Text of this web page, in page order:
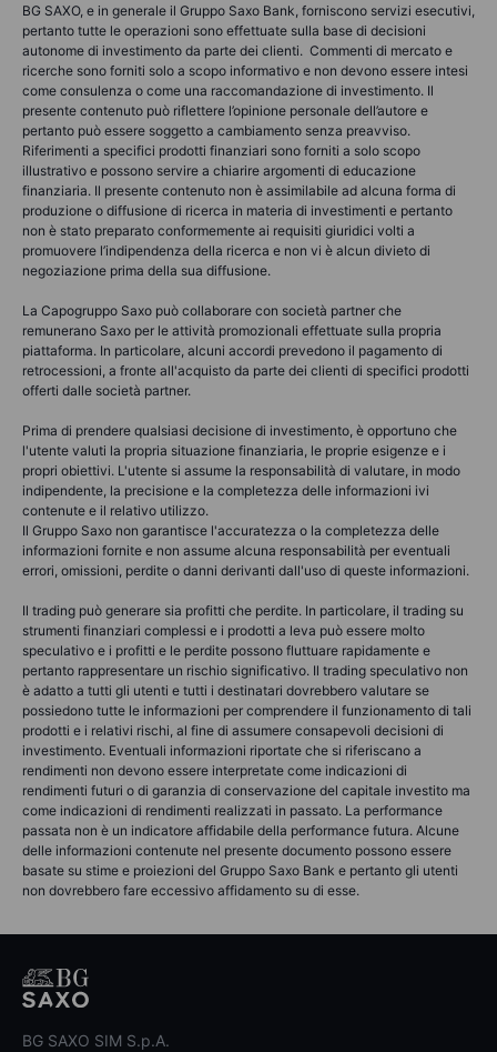
BG SAXO, e in generale il Gruppo Saxo Bank, forniscono servizi esecutivi,
pertanto tutte le operazioni sono effettuate sulla base di decisioni
autonome di investimento da parte dei clienti. Commenti di mercato e
ricerche sono forniti solo a scopo informativo e non devono essere intesi
come consulenza o come una raccomandazione di investimento. Il
presente contenuto può riflettere l’opinione personale dell’autore e
pertanto può essere soggetto a cambiamento senza preavviso.
Riferimenti a specifici prodotti finanziari sono forniti a solo scopo
illustrativo e possono servire a chiarire argomenti di educazione
finanziaria. Il presente contenuto non è assimilabile ad alcuna forma di
produzione o diffusione di ricerca in materia di investimenti e pertanto
non è stato preparato conformemente ai requisiti giuridici volti a
promuovere l’indipendenza della ricerca e non vi è alcun divieto di
negoziazione prima della sua diffusione.
La Capogruppo Saxo può collaborare con società partner che
remunerano Saxo per le attività promozionali effettuate sulla propria
piattaforma. In particolare, alcuni accordi prevedono il pagamento di
retrocessioni, a fronte all'acquisto da parte dei clienti di specifici prodotti
offerti dalle società partner.
Prima di prendere qualsiasi decisione di investimento, è opportuno che
l'utente valuti la propria situazione finanziaria, le proprie esigenze e i
propri obiettivi. L'utente si assume la responsabilità di valutare, in modo
indipendente, la precisione e la completezza delle informazioni ivi
contenute e il relativo utilizzo.
Il Gruppo Saxo non garantisce l'accuratezza o la completezza delle
informazioni fornite e non assume alcuna responsabilità per eventuali
errori, omissioni, perdite o danni derivanti dall'uso di queste informazioni.
Il trading può generare sia profitti che perdite. In particolare, il trading su
strumenti finanziari complessi e i prodotti a leva può essere molto
speculativo e i profitti e le perdite possono fluttuare rapidamente e
pertanto rappresentare un rischio significativo. Il trading speculativo non
è adatto a tutti gli utenti e tutti i destinatari dovrebbero valutare se
possiedono tutte le informazioni per comprendere il funzionamento di tali
prodotti e i relativi rischi, al fine di assumere consapevoli decisioni di
investimento. Eventuali informazioni riportate che si riferiscano a
rendimenti non devono essere interpretate come indicazioni di
rendimenti futuri o di garanzia di conservazione del capitale investito ma
come indicazioni di rendimenti realizzati in passato. La performance
passata non è un indicatore affidabile della performance futura. Alcune
delle informazioni contenute nel presente documento possono essere
basate su stime e proiezioni del Gruppo Saxo Bank e pertanto gli utenti
non dovrebbero fare eccessivo affidamento su di esse.
BG SAXO SIM S.p.A.